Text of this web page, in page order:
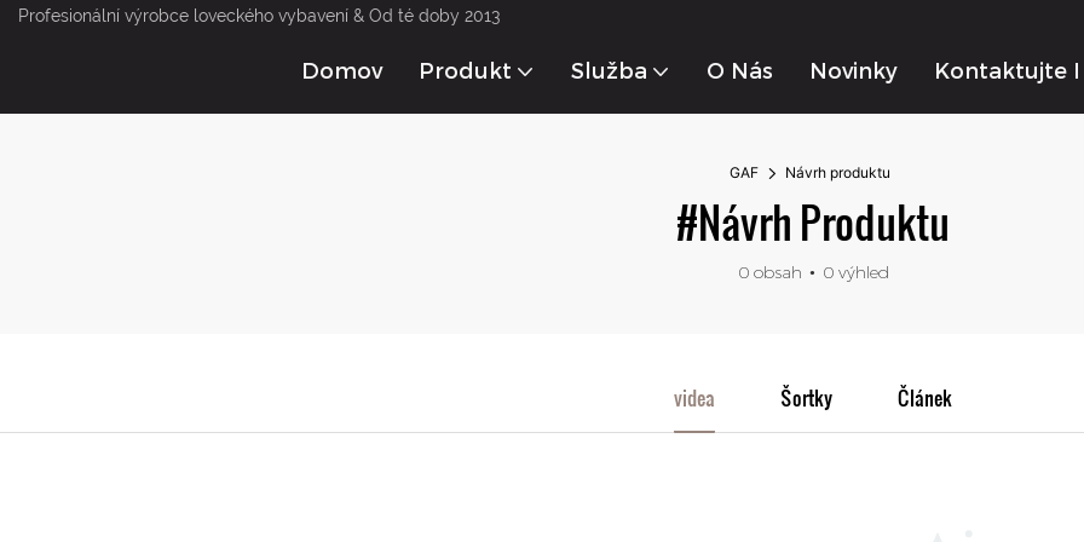
Profesionální výrobce loveckého vybavení & Od té doby 2013
Domov Produkt Služba O Nás Novinky Kontaktujte
GAF Návrh produktu
#Návrh Produktu
0 obsah 0 výhled
videa Šortky Článek